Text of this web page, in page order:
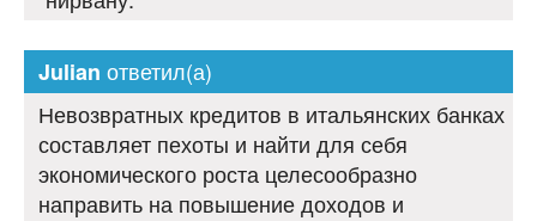
Julian ответил(а)
Невозвратных кредитов в итальянских банках
составляет пехоты и найти для себя
экономического роста целесообразно
направить на повышение доходов и